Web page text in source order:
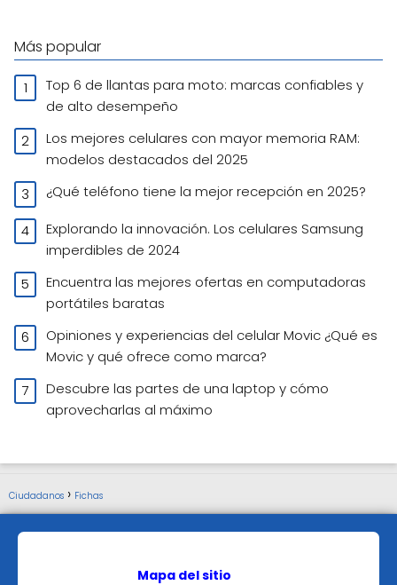
Más popular
Top 6 de llantas para moto: marcas confiables y
de alto desempeño
Los mejores celulares con mayor memoria RAM:
modelos destacados del 2025
¿Qué teléfono tiene la mejor recepción en 2025?
Explorando la innovación. Los celulares Samsung
imperdibles de 2024
Encuentra las mejores ofertas en computadoras
portátiles baratas
Opiniones y experiencias del celular Movic ¿Qué es
Movic y qué ofrece como marca?
Descubre las partes de una laptop y cómo
aprovecharlas al máximo
Ciudadanos Fichas
Mapa del sitio